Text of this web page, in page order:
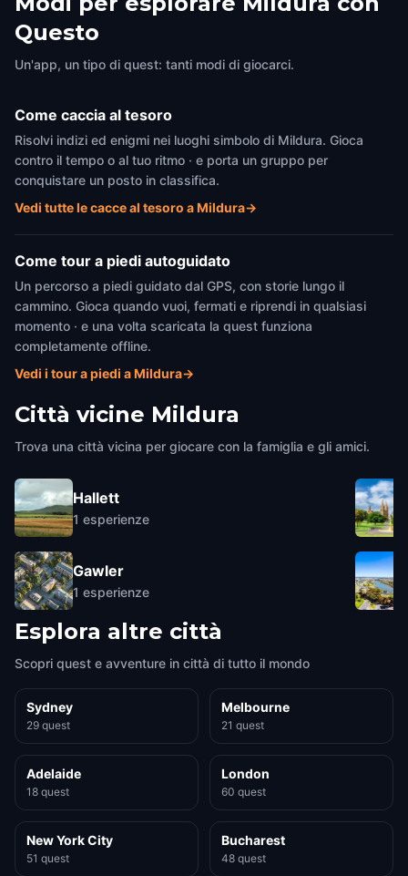
Questo
Un'app, un tipo di quest: tanti modi di giocarci.
Come caccia al tesoro
Risolvi indizi ed enigmi nei luoghi simbolo di Mildura. Gioca
contro il tempo o al tuo ritmo · e porta un gruppo per
conquistare un posto in classifica.
Vedi tutte le cacce al tesoro a Mildura→
Come tour a piedi autoguidato
Un percorso a piedi guidato dal GPS, con storie lungo il
cammino. Gioca quando vuoi, fermati e riprendi in qualsiasi
momento · e una volta scaricata la quest funziona
completamente offline.
Vedi i tour a piedi a Mildura→
Città vicine Mildura
Trova una città vicina per giocare con la famiglia e gli amici.
Hallett
1 esperienze
Gawler
1 esperienze
Esplora altre città
Scopri quest e avventure in città di tutto il mondo
Sydney
29 quest
Melbourne
21 quest
Adelaide
18 quest
London
60 quest
New York City
51 quest
Bucharest
48 quest